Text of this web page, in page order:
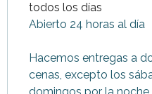
todos los días
Abierto 24 horas al día
Hacemos entregas a
cenas, excepto los